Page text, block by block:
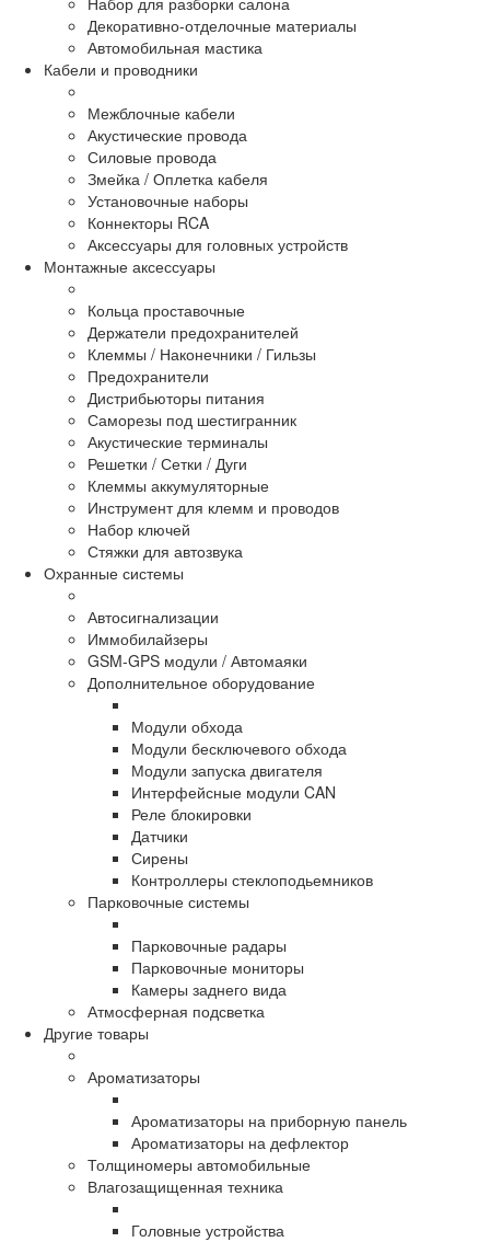
Декоративно-отделочные материалы
Автомобильная мастика
Кабели и проводники
Межблочные кабели
Акустические провода
Силовые провода
Змейка / Оплетка кабеля
Установочные наборы
Коннекторы RCA
Аксессуары для головных устройств
Монтажные аксессуары
Кольца проставочные
Держатели предохранителей
Клеммы / Наконечники / Гильзы
Предохранители
Дистрибьюторы питания
Саморезы под шестигранник
Акустические терминалы
Решетки / Сетки / Дуги
Клеммы аккумуляторные
Инструмент для клемм и проводов
Набор ключей
Стяжки для автозвука
Охранные системы
Автосигнализации
Иммобилайзеры
GSM-GPS модули / Автомаяки
Дополнительное оборудование
Модули обхода
Модули бесключевого обхода
Модули запуска двигателя
Интерфейсные модули CAN
Реле блокировки
Датчики
Сирены
Контроллеры стеклоподьемников
Парковочные системы
Парковочные радары
Парковочные мониторы
Камеры заднего вида
Атмосферная подсветка
Другие товары
Ароматизаторы
Ароматизаторы на приборную панель
Ароматизаторы на дефлектор
Толщиномеры автомобильные
Влагозащищенная техника
Головные устройства